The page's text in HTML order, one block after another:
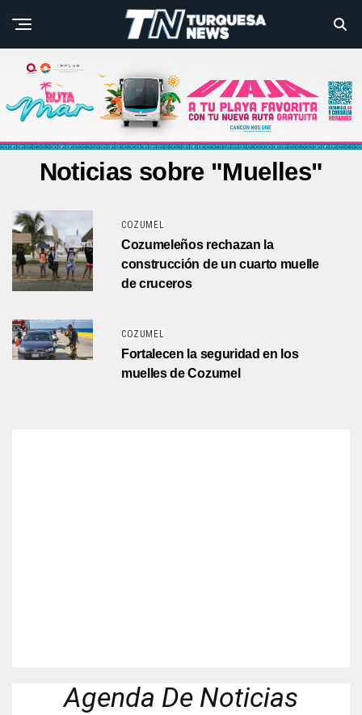
Noticias sobre "Muelles"
COZUMEL
Cozumeleños rechazan la
construcción de un cuarto muelle
de cruceros
COZUMEL
Fortalecen la seguridad en los
muelles de Cozumel
Agenda De Noticias